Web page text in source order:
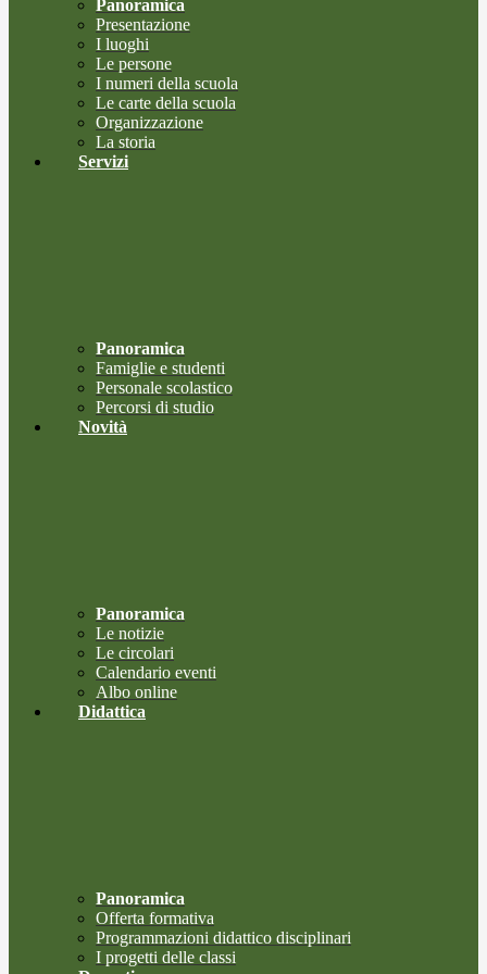
Panoramica
Presentazione
I luoghi
Le persone
I numeri della scuola
Le carte della scuola
Organizzazione
La storia
Servizi
Panoramica
Famiglie e studenti
Personale scolastico
Percorsi di studio
Novità
Panoramica
Le notizie
Le circolari
Calendario eventi
Albo online
Didattica
Panoramica
Offerta formativa
Programmazioni didattico disciplinari
I progetti delle classi